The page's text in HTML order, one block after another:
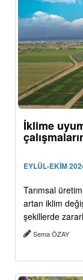
İklime
EYLÜL-EKİM
Tarımsal
artan iklim
şekillerde
Sema ÖZAY